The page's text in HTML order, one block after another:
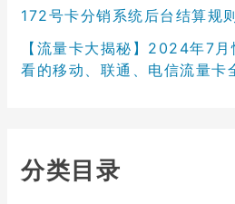
172号卡分销系统后台结算规
【流量卡大揭秘】2024年7
看的移动、联通、电信流量卡
分类目录